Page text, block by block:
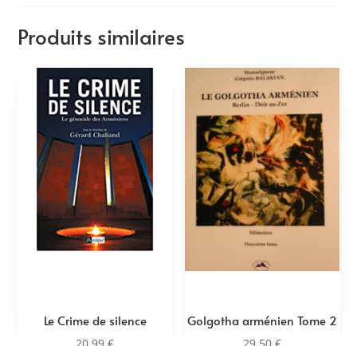
Produits similaires
Le Crime de silence Golgotha arménien Tome 2